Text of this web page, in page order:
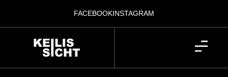
FACEBOOKINSTAGRAM